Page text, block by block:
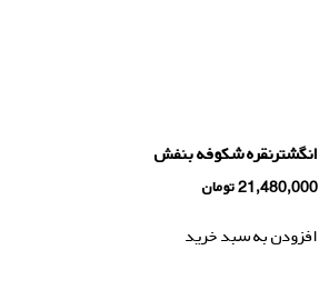
انگشترنقره شکوفه بنفش
21,480,000تومان
افزودن به سبد خرید